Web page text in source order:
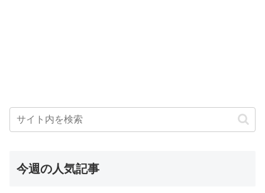
今週の人気記事